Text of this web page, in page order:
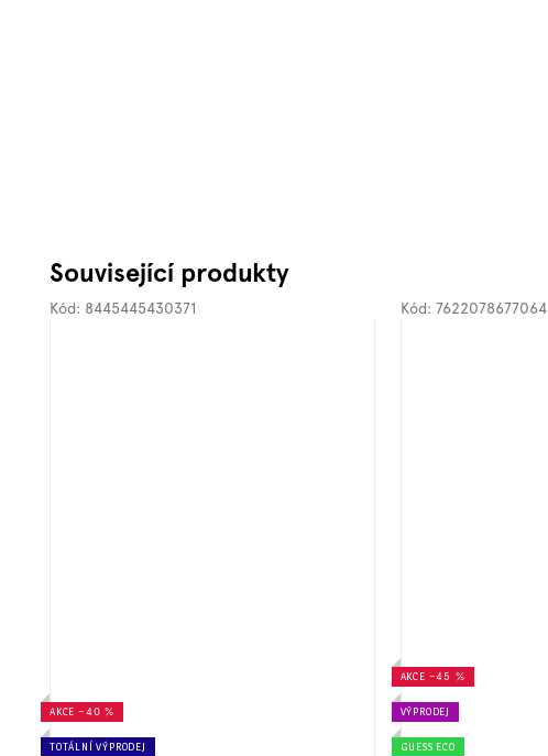
Související produkty
AKCE –40 %
TOTÁLNÍ VÝPRODEJ
Kód: 8445445430371
AKCE –45 %
VÝPRODEJ
GUESS ECO
Kód: 7622078677064